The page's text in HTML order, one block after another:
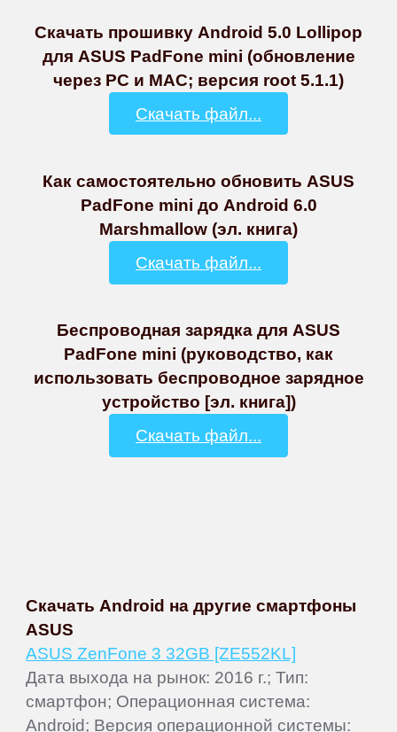
Скачать прошивку Android 5.0 Lollipop
для ASUS PadFone mini (обновление
через PC и MAC; версия root 5.1.1)
Скачать файл...
Как самостоятельно обновить ASUS
PadFone mini до Android 6.0
Marshmallow (эл. книга)
Скачать файл...
Беспроводная зарядка для ASUS
PadFone mini (руководство, как
использовать беспроводное зарядное
устройство [эл. книга])
Скачать файл...
Скачать Android на другие смартфоны
ASUS
ASUS ZenFone 3 32GB [ZE552KL]
Дата выхода на рынок: 2016 г.; Тип:
смартфон; Операционная система:
Android; Версия операционной системы: